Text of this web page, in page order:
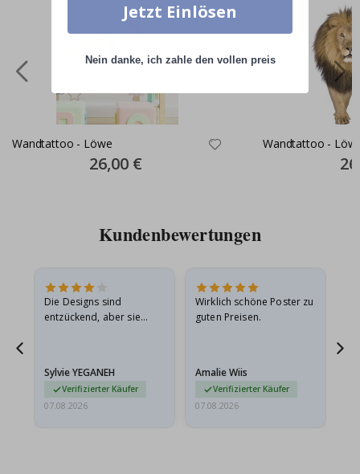
Wandtattoo - Löwe
Special
Price
26,00 €
Wandtattoo -
Kundenbewertungen
Die Designs sind
entzückend, aber sie
sie…
Sylvie YEGANEH
Verifizierter Käufer
07.08.2026
Wirklich schöne Poster zu
guten Preisen.
Amalie Wiis
Verifizierter Käufer
07.08.2026
Jetzt Einlösen
Nein danke, ich zahle den vollen preis